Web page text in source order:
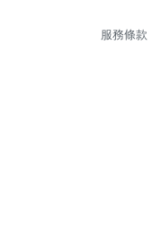
服務條款